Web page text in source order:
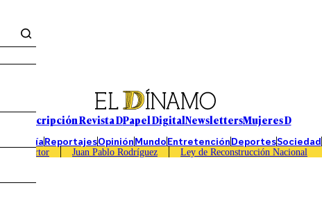
Suscripción Revista DPapel DigitalNewslettersMujeres D
EconomíaReportajesOpiniónMundoEntretenciónDeportesSociedad
Caso Sartor Juan Pablo Rodríguez Ley de Reconstrucción Nacional